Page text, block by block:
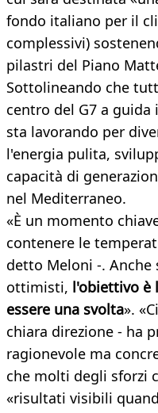
fondo italiano per il
complessivi)
pilastri del Piano
Sottolineando che
centro del G7 a
sta lavorando per
l'energia pulita,
capacità di
nel Mediterraneo.
«È un momento
contenere le
detto Meloni -. Anche
ottimisti, l'obiettivo è
essere una svolta».
chiara direzione - ha
ragionevole ma
che molti degli sforzi
«risultati visibili